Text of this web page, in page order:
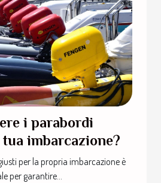
i parabordi
imbarcazione?
per la propria imbarcazione è
per garantire...